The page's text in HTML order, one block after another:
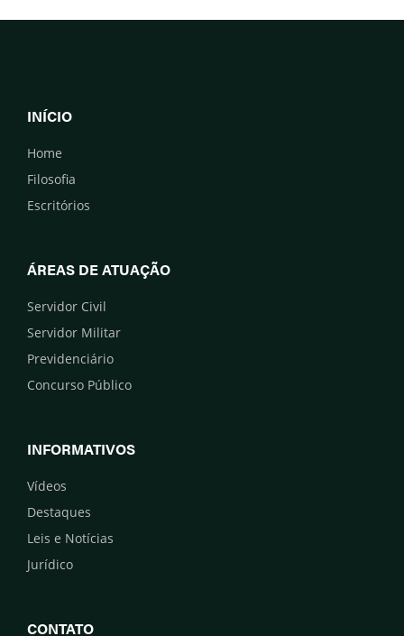
INÍCIO
Home
Filosofia
Escritórios
ÁREAS DE ATUAÇÃO
Servidor Civil
Servidor Militar
Previdenciário
Concurso Público
INFORMATIVOS
Vídeos
Destaques
Leis e Notícias
Jurídico
CONTATO